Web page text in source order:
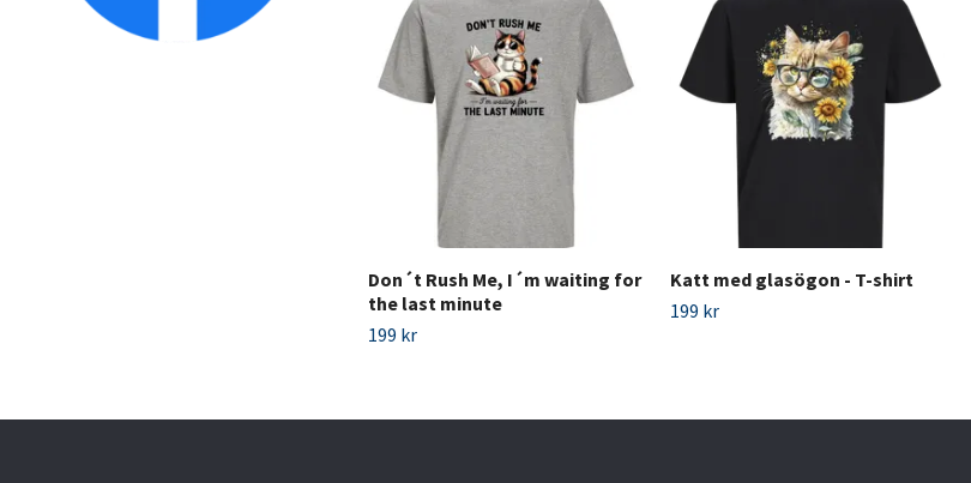
Don´t Rush Me, I´m waiting for
the last minute
199 kr
Katt med glasögon - T-shirt
199 kr